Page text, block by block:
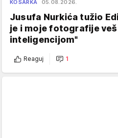
KOŠARKA 05.08.2026.
Jusufa Nurkića tužio
je i moje fotografije
inteligencijom"
Reaguj 1